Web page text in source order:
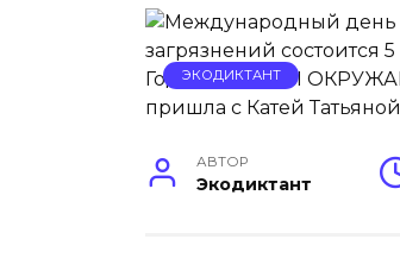
ЭКОДИКТАНТ
АВТОР
Экодиктант